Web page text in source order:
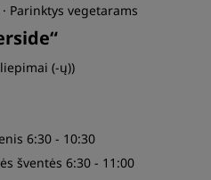
Parinktys vegetarams
(-ų))
6:30 - 10:30
šventės 6:30 - 11:00